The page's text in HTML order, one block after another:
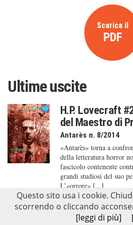
Scarica il
PDF
Ultime uscite
H.P. Lovecraft
del Maestro di
Antarès n. 8/2014
«Antarès» torna a
della letteratura horror
fascicolo contenente
grandi studiosi del suo
L’«orrore» [...]
François Ozon
Questo sito usa i cookie.
scorrendo o cliccando
[leggi di più]